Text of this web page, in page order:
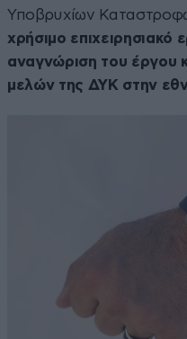
Υποβρυχίων
χρήσιμο επιχειρησιακό
αναγνώριση του έργου
μελών της ΔΥΚ στην